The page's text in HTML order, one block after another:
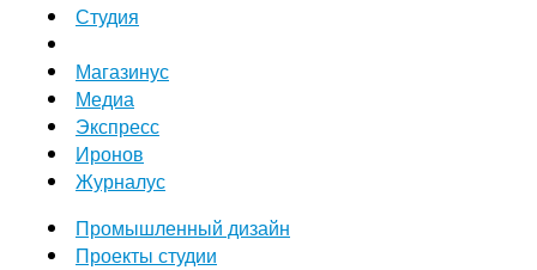
Студия
Магазинус
Медиа
Экспресс
Иронов
Журналус
Промышленный дизайн
Проекты студии